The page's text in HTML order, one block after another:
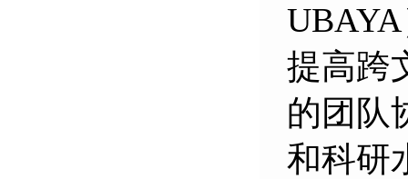
UBAYA
提高跨
的团队
和科研